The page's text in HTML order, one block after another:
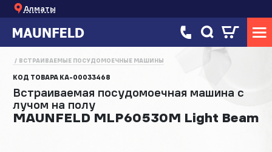
Алматы
ВСТРАИВАЕМЫЕ ПОСУДОМОЕЧНЫЕ МАШИНЫ
КОД ТОВАРА КА-00033468
Встраиваемая посудомоечная машина с
лучом на полу
MAUNFELD MLP60530M Light Beam